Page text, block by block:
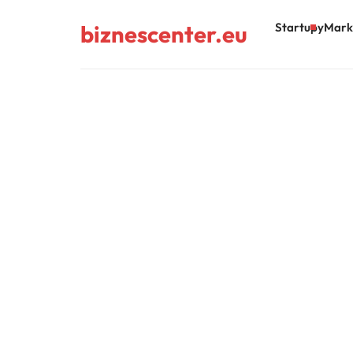
biznescenter.eu Startupy